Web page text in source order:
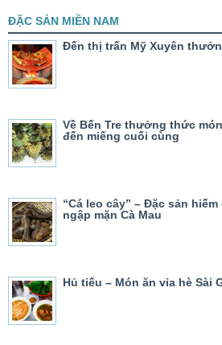
ĐẶC SẢN MIỀN NAM
Đến thị trấn Mỹ Xuyên
Về Bến Tre thưởng thức
đến miếng cuối cùng
“Cá leo cây” – Đặc sản
ngập mặn Cà Mau
Hủ tiếu – Món ăn vỉa hè Sài